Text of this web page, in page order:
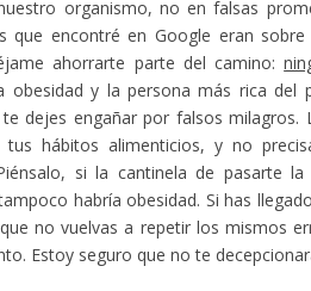
organismo, no en falsas
que encontré en Google eran
ahorrarte parte del camino:
obesidad y la persona más rica del
dejes engañar por falsos milagros.
tus hábitos alimenticios, y no
si la cantinela de pasarte
habría obesidad. Si has
no vuelvas a repetir los mismos
Estoy seguro que no te